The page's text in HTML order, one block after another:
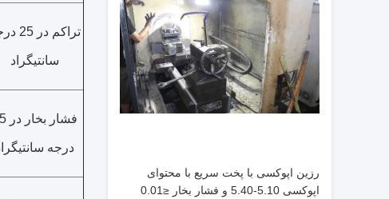
رزین اپوکسی با پخت سریع با محتوای
اپوکسی 5.10-5.40 و فشار بخار ≤0.01
تراکم در
سانتیگراد
فشار
درجه